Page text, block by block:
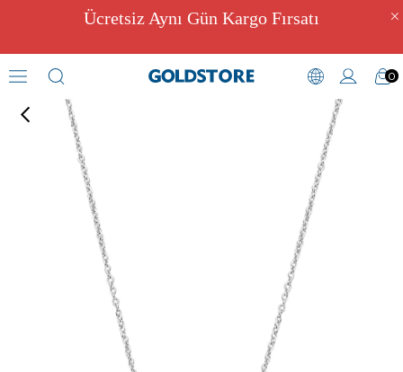
Ücretsiz Aynı Gün Kargo Fırsatı
0
Pırlantalı Kolye Modelleri